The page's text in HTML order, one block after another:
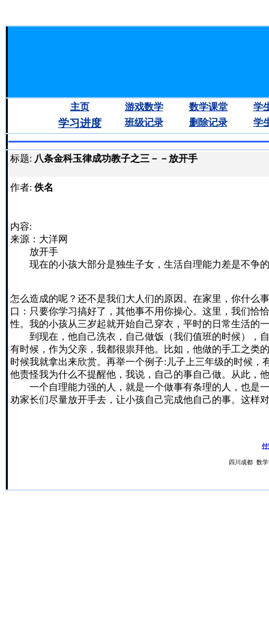
主页 游戏数学 数学课堂 学
学习进度 班级记录 删除记录 学
标题: 八条金科玉律成功教子之三－－放开手
作者: 佚名
内容:
来源：大洋网
放开手
现在的小孩大部分是独生子女，生活自理能力差是不争
怎么造成的呢？还不是我们大人们的原因。在家里，你什么
口：只要你学习搞好了，其他事不用你操心。这里，我们恰
性。我的小孩从三岁起就开始自己穿衣，平时的日常生活的
到现在，他自己洗衣，自己做饭（我们值班的时候），
有时候，作为父亲，我都很祟拜他。比如，他做的手工之类
时候我就拿出来欣赏。再举一个例子:儿子上三年级的时候
他责怪我为什么不提醒他，我说，自己的事自己做。从此，
一个自理能力强的人，就是一个做事有条理的人，也是
劝家长们尽量放开手去，让小孩自己完成他自己的事。这样
付
四川成都 数